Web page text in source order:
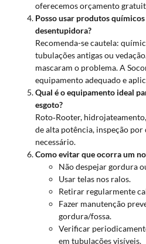
oferecemos orçamento
Posso usar produtos
desentupidora?
Recomenda-se cautela:
tubulações antigas ou
mascaram o problema. A
equipamento adequado e
Qual é o equipamento ideal
esgoto?
Roto‑Rooter,
de alta potência, inspeção
necessário.
Como evitar que ocorra um
Não despejar gordura
Usar telas nos ralos.
Retirar regularmente
Fazer manutenção
gordura/fossa.
Verificar
em tubulações visíveis.